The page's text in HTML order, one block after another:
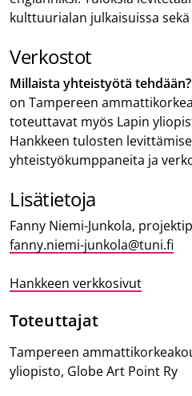
kulttuurialan julkaisuissa
Verkostot
Millaista yhteistyötä tehdään?
on Tampereen
toteuttavat myös Lapin
Hankkeen tulosten
yhteistyökumppaneita ja
Lisätietoja
Fanny Niemi-Junkola,
fanny.niemi-junkola@tuni.fi
Hankkeen verkkosivut
Toteuttajat
Tampereen
yliopisto, Globe Art Point Ry